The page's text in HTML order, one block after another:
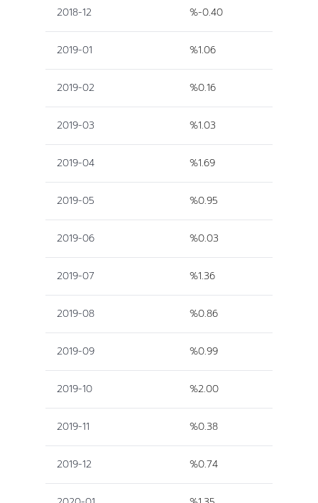
2018-12 %-0.40
2019-01 %1.06
2019-02 %0.16
2019-03 %1.03
2019-04 %1.69
2019-05 %0.95
2019-06 %0.03
2019-07 %1.36
2019-08 %0.86
2019-09 %0.99
2019-10 %2.00
2019-11 %0.38
2019-12 %0.74